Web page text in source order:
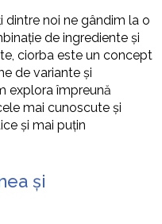
dintre noi ne gândim la o
de ingrediente și
ciorba este un concept
de variante și
explora împreună
mai cunoscute și
și mai puțin
și